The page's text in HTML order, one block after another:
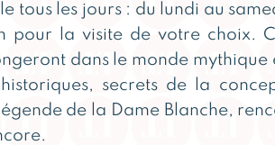
tous les jours : du lundi au
pour la visite de votre choix.
dans le monde
secrets de la
de la Dame Blanche,